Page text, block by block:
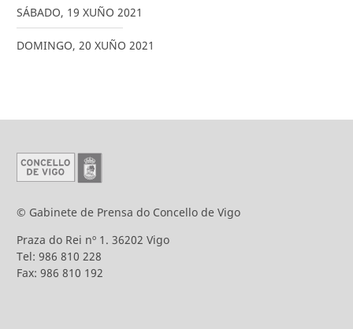
SÁBADO, 19 XUÑO 2021
DOMINGO, 20 XUÑO 2021
© Gabinete de Prensa do Concello de Vigo
Praza do Rei nº 1. 36202 Vigo
Tel: 986 810 228
Fax: 986 810 192